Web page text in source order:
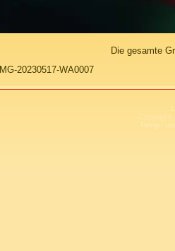
Die gesamte
IMG-20230517-WA0007
Design